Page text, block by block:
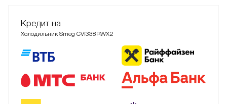
Кредит на
Холодильник Smeg CVI338RWX2